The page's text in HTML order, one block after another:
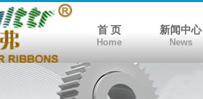
首 页
Home
新闻中心
News